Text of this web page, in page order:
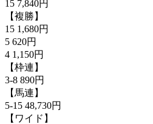
15 7,840円
【複勝】
15 1,680円
5 620円
4 1,150円
【枠連】
3-8 890円
【馬連】
5-15 48,730円
【ワイド】